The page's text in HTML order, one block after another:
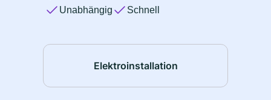
Unabhängig
Schnell
Elektroinstallation